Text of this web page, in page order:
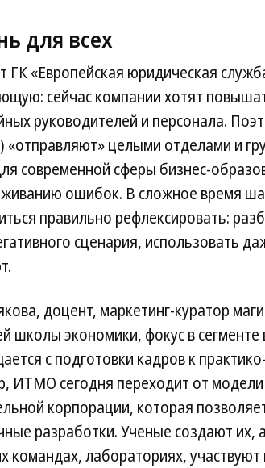
для всех
ГК «Европейская юридическая
сейчас компании хотят
руководителей и персонала.
целыми отделами и
современной сферы бизнес-
ошибок. В сложное время
правильно рефлексировать:
сценария, использовать
доцент, маркетинг-куратор
школы экономики, фокус в сегменте
с подготовки кадров к
ИТМО сегодня переходит от модели
корпорации, которая
разработки. Ученые создают их,
командах, лабораториях,